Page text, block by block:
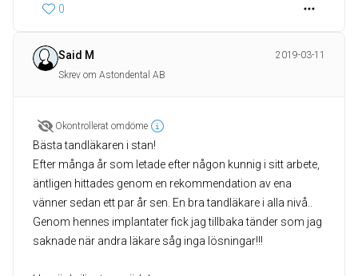
0
Said M
2019-03-11
Skrev om Astondental AB
Okontrollerat omdöme
Bästa tandläkaren i stan!
Efter många år som letade efter någon kunnig i sitt arbete,
äntligen hittades genom en rekommendation av ena
vänner sedan ett par år sen. En bra tandläkare i alla nivå..
Genom hennes implantater fick jag tillbaka tänder som jag
saknade när andra läkare såg inga lösningar!!!